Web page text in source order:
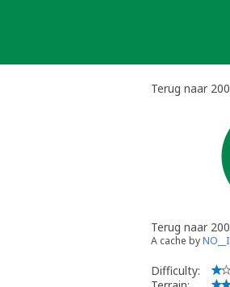
Terug naar
Terug naar
A cache by
Difficulty: